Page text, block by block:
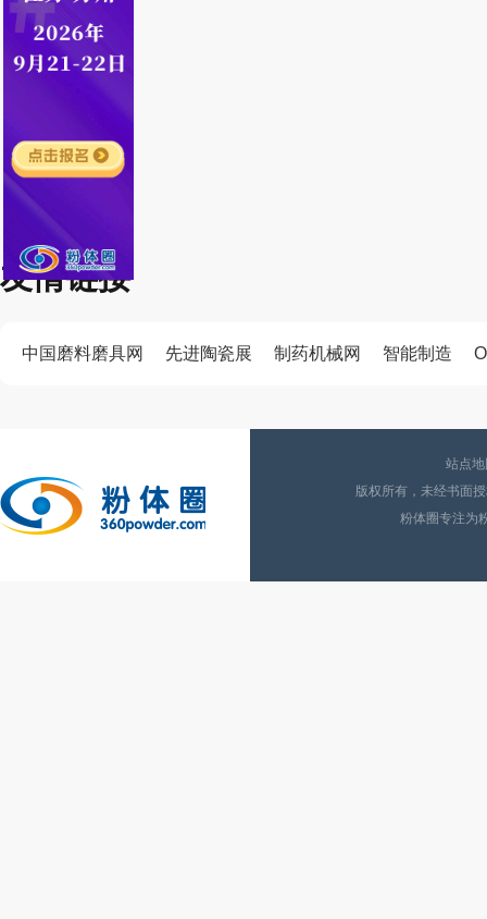
友情链接
中国磨料磨具网 先进陶瓷展 制药机械网 智能制造
站点
版权所有，未经书面
粉体圈专注为